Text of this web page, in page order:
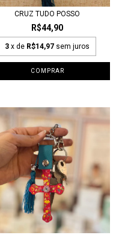
CRUZ TUDO POSSO
R$44,90
3 x de R$14,97 sem juros